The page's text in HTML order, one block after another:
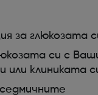
за глюкозата
си с
или клиниката